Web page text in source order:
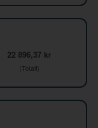
22 896,37 kr
(Totalt)